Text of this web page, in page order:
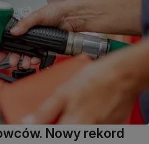
Nowy rekord